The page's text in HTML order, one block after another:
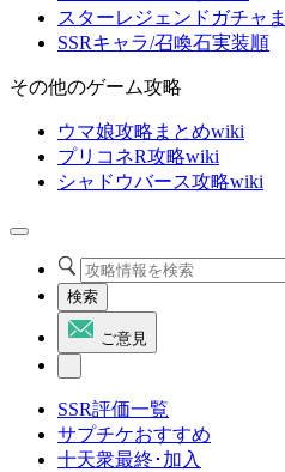
スターレジェンドガチャ
SSRキャラ/召喚石実装順
その他のゲーム攻略
ウマ娘攻略まとめwiki
プリコネR攻略wiki
シャドウバース攻略wiki
検索
ご意見
SSR評価一覧
サプチケおすすめ
十天衆最終･加入